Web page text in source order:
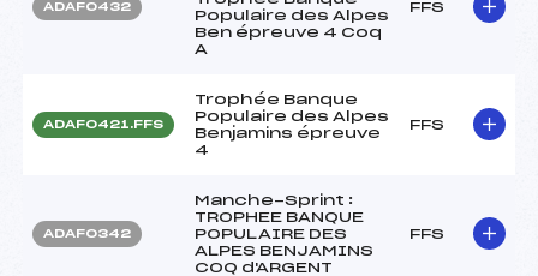
ADAF0432
Populaire des Alpes
Ben épreuve 4 Coq
A
FFS
ADAF0421.FFS
Trophée Banque
Populaire des Alpes
Benjamins épreuve
4
FFS
ADAF0342
Manche-Sprint :
TROPHEE BANQUE
POPULAIRE DES
ALPES BENJAMINS
COQ d'ARGENT
FFS